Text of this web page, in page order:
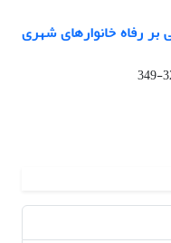
رفاه خانوارهای شهری